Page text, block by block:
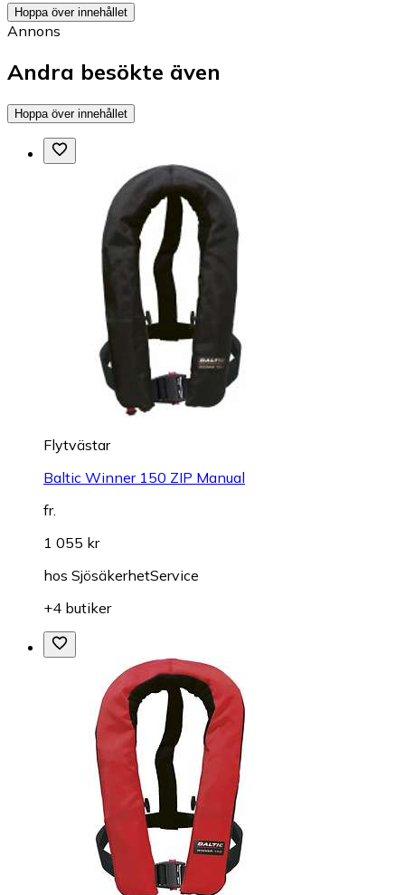
Hoppa över innehållet
Annons
Andra besökte även
Hoppa över innehållet
Flytvästar
Baltic Winner 150 ZIP Manual
fr.
1 055 kr
hos SjösäkerhetService
+4 butiker